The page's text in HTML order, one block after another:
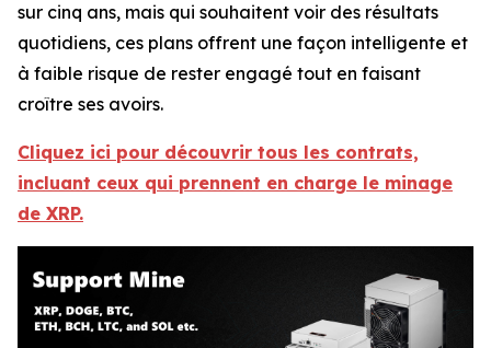
sur cinq ans, mais qui souhaitent voir des résultats
quotidiens, ces plans offrent une façon intelligente et
à faible risque de rester engagé tout en faisant
croître ses avoirs.
Cliquez ici pour découvrir tous les contrats,
incluant ceux qui prennent en charge le minage
de XRP.